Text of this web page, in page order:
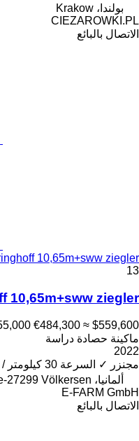
بولندا، Krakow
CIEZAROWKI.PL
الاتصال بالبائع
10,65m+sww ziegler
13
10,65m+sww ziegler
€484,300 ≈ $559,600
ماكينة حصادة دراسة
2022
مجنزر
✓ السرعة 30 كيلومتر / ساعة
ألمانيا، De-27299 Völkersen
E-FARM GmbH
الاتصال بالبائع